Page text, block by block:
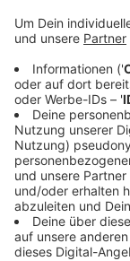
Beispiel Kitas.
gehören aber
Natur &
auf bis zu 300
ausgedehnt
jetzt
30 andere
noch einmal
Veröffentlicht: